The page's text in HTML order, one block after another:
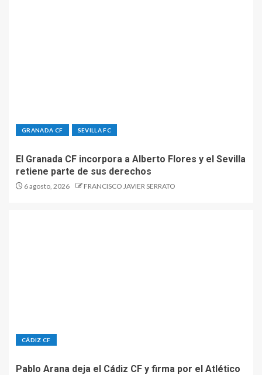
GRANADA CF SEVILLA FC
El Granada CF incorpora a Alberto Flores y el Sevilla
retiene parte de sus derechos
6 agosto, 2026 FRANCISCO JAVIER SERRATO
CÁDIZ CF
Pablo Arana deja el Cádiz CF y firma por el Atlético